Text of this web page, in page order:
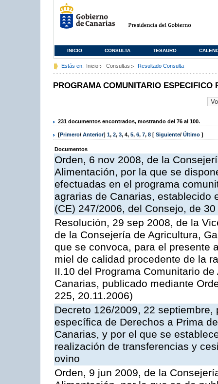
INICIO CONSULTA TESAURO
Estás en: Inicio Consultas Resultado Consulta
PROGRAMA COMUNITARIO ESPECIFICO
231 documentos encontrados, mostrando del 76 al 100.
[Primero/ Anterior] 1, 2, 3, 4, 5, 6, 7, 8 [ Siguiente/ Último ]
Documentos
Orden, 6 nov 2008, de la
Alimentación, por la que se
efectuadas en el programa
agrarias de Canarias, establecido
(CE) 247/2006, del Consejo, de
Resolución, 29 sep 2008, de la
de la Consejería de Agricultura,
que se convoca, para el presente
miel de calidad procedente de la
II.10 del Programa Comunitario
Canarias, publicado mediante
225, 20.11.2006)
Decreto 126/2009, 22
específica de Derechos a Prima
Canarias, y por el que se
realización de transferencias y
ovino
Orden, 9 jun 2009, de la